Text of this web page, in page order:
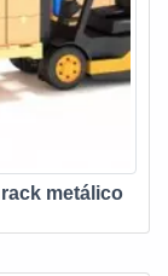
metálico